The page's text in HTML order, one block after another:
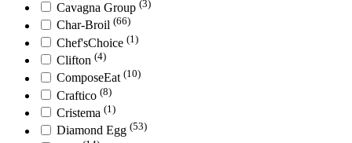
Cavagna Group (3)
Char-Broil (66)
Chef'sChoice (1)
Clifton (4)
ComposeEat (10)
Craftico (8)
Cristema (1)
Diamond Egg (53)